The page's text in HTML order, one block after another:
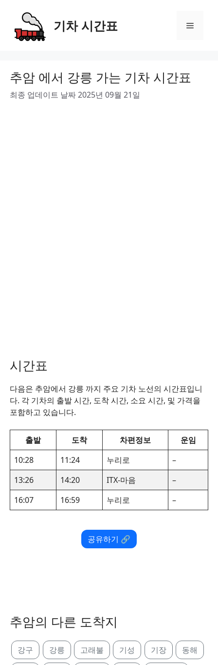
content
기차 시간표 Menu
추암 에서 강릉 가는 기차 시간표
최종 업데이트 날짜 2025년 09월 21일
시간표
다음은 추암에서 강릉 까지 주요 기차 노선의 시간표입니
다. 각 기차의 출발 시간, 도착 시간, 소요 시간, 및 가격을
포함하고 있습니다.
출발 도착 차편정보
운임
10:28
11:24 누리로
–
13:26
14:20 ITX-마음
–
16:07
16:59 누리로 –
공유하기 🔗
추암의 다른 도착지
강구 강릉 고래불 기성 기장 동해